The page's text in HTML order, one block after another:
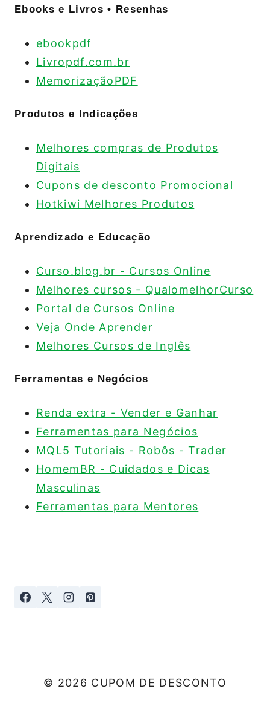
Ebooks e Livros • Resenhas
ebookpdf
Livropdf.com.br
MemorizaçãoPDF
Produtos e Indicações
Melhores compras de Produtos
Digitais
Cupons de desconto Promocional
Hotkiwi Melhores Produtos
Aprendizado e Educação
Curso.blog.br - Cursos Online
Melhores cursos - QualomelhorCurso
Portal de Cursos Online
Veja Onde Aprender
Melhores Cursos de Inglês
Ferramentas e Negócios
Renda extra - Vender e Ganhar
Ferramentas para Negócios
MQL5 Tutoriais - Robôs - Trader
HomemBR - Cuidados e Dicas
Masculinas
Ferramentas para Mentores
© 2026 CUPOM DE DESCONTO